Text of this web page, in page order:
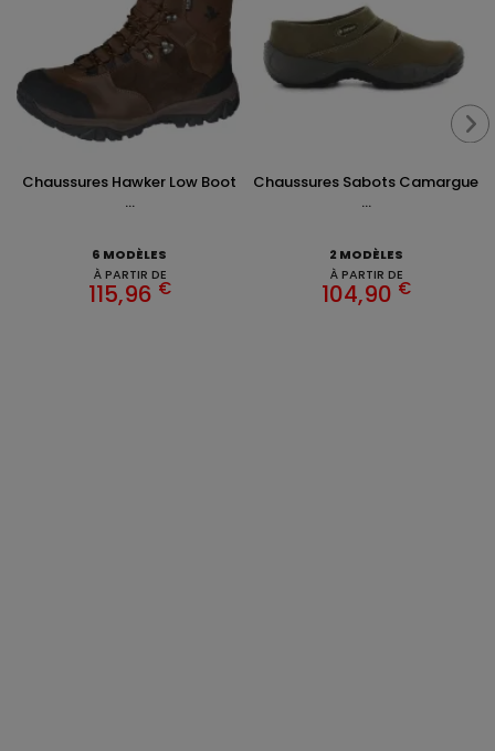
Chaussures Hawker Low Boot
...
6 MODÈLES
À PARTIR DE
115,96 €
Chaussures Sabots Camargue
...
2 MODÈLES
À PARTIR DE
104,90 €